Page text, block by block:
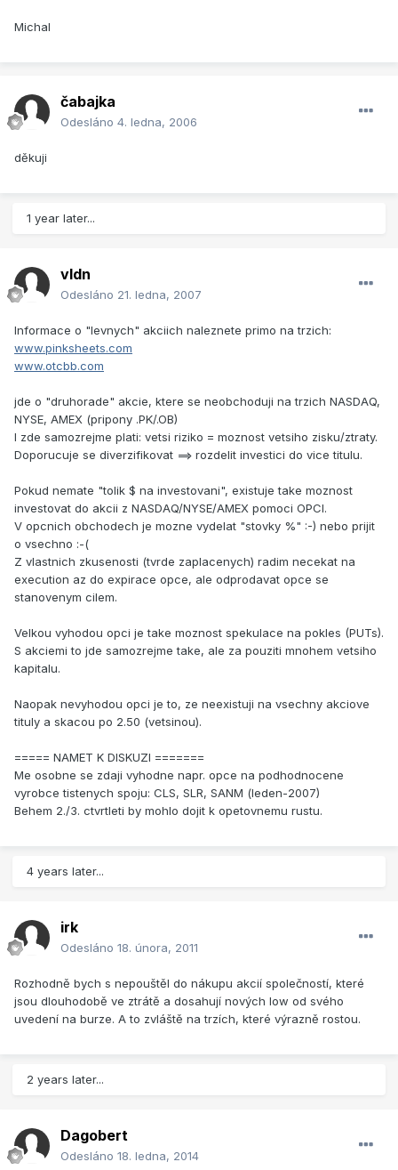
Michal
čabajka
Odesláno 4. ledna, 2006
děkuji
1 year later...
vldn
Odesláno 21. ledna, 2007
Informace o "levnych" akciich naleznete primo na trzich:
www.pinksheets.com
www.otcbb.com
jde o "druhorade" akcie, ktere se neobchoduji na trzich NASDAQ,
NYSE, AMEX (pripony .PK/.OB)
I zde samozrejme plati: vetsi riziko = moznost vetsiho zisku/ztraty.
Doporucuje se diverzifikovat ==> rozdelit investici do vice titulu.
Pokud nemate "tolik $ na investovani", existuje take moznost
investovat do akcii z NASDAQ/NYSE/AMEX pomoci OPCI.
V opcnich obchodech je mozne vydelat "stovky %" :-) nebo prijit
o vsechno :-(
Z vlastnich zkusenosti (tvrde zaplacenych) radim necekat na
execution az do expirace opce, ale odprodavat opce se
stanovenym cilem.
Velkou vyhodou opci je take moznost spekulace na pokles (PUTs).
S akciemi to jde samozrejme take, ale za pouziti mnohem vetsiho
kapitalu.
Naopak nevyhodou opci je to, ze neexistuji na vsechny akciove
tituly a skacou po 2.50 (vetsinou).
===== NAMET K DISKUZI =======
Me osobne se zdaji vyhodne napr. opce na podhodnocene
vyrobce tistenych spoju: CLS, SLR, SANM (leden-2007)
Behem 2./3. ctvrtleti by mohlo dojit k opetovnemu rustu.
4 years later...
irk
Odesláno 18. února, 2011
Rozhodně bych s nepouštěl do nákupu akcií společností, které
jsou dlouhodobě ve ztrátě a dosahují nových low od svého
uvedení na burze. A to zvláště na trzích, které výrazně rostou.
2 years later...
Dagobert
Odesláno 18. ledna, 2014